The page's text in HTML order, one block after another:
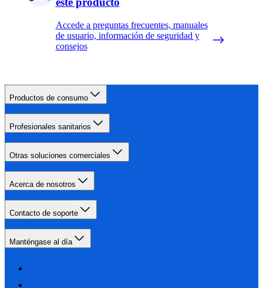
Accede a preguntas frecuentes, manuales
de usuario, información de seguridad y
consejos
Productos de consumo
Profesionales sanitarios
Otras soluciones comerciales
Acerca de nosotros
Contacto de soporte
Manténgase al día